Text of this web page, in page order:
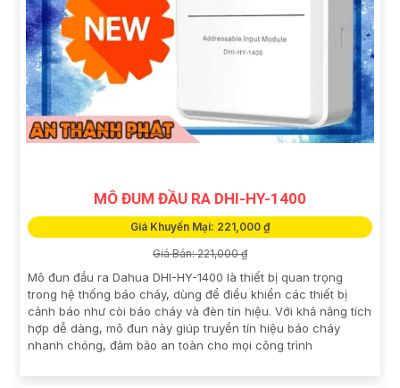
MÔ ĐUM ĐẦU RA DHI-HY-1400
Giá Khuyến Mại: 221,000 ₫
Giá Bán: 221,000 ₫
Mô đun đầu ra Dahua DHI-HY-1400 là thiết bị quan trọng
trong hệ thống báo cháy, dùng để điều khiển các thiết bị
cảnh báo như còi báo cháy và đèn tín hiệu. Với khả năng tích
hợp dễ dàng, mô đun này giúp truyền tín hiệu báo cháy
nhanh chóng, đảm bảo an toàn cho mọi công trình